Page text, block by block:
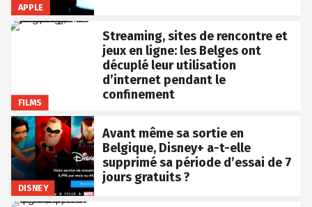
APPLE
FILMS
Streaming, sites de rencontre et
jeux en ligne: les Belges ont
décuplé leur utilisation
d’internet pendant le
confinement
DISNEY
Avant même sa sortie en
Belgique, Disney+ a-t-elle
supprimé sa période d’essai de 7
jours gratuits ?